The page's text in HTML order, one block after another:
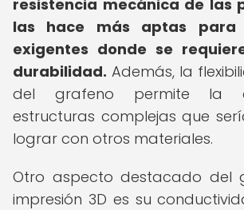
resistencia mecánica de las
las hace más aptas para
exigentes donde se
durabilidad. Además, la
del grafeno permite la
estructuras complejas que
lograr con otros materiales.
Otro aspecto destacado del
impresión 3D es su